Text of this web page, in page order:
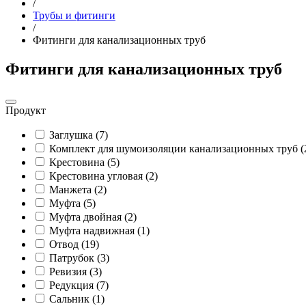
/
Трубы и фитинги
/
Фитинги для канализационных труб
Фитинги для канализационных труб
Продукт
Заглушка (7)
Комплект для шумоизоляции канализационных труб
Крестовина (5)
Крестовина угловая (2)
Манжета (2)
Муфта (5)
Муфта двойная (2)
Муфта надвижная (1)
Отвод (19)
Патрубок (3)
Ревизия (3)
Редукция (7)
Сальник (1)